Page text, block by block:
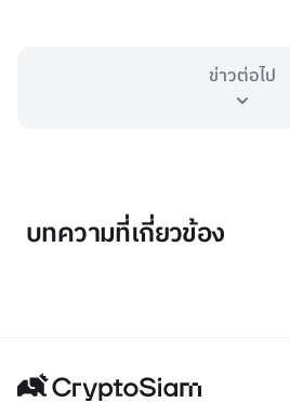
ข่าวต่อไป
บทความที่เกี่ยวข้อง